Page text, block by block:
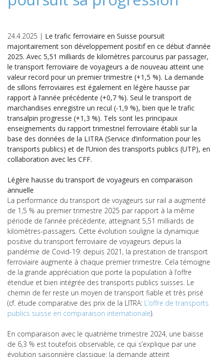
24.4.2025 | Le trafic ferroviaire en Suisse poursuit
majoritairement son développement positif en ce début d’année
2025. Avec 5,51 milliards de kilomètres parcourus par passager,
le transport ferroviaire de voyageurs a de nouveau atteint une
valeur record pour un premier trimestre (+1,5 %). La demande
de sillons ferroviaires est également en légère hausse par
rapport à l’année précédente (+0,7 %). Seul le transport de
marchandises enregistre un recul (-1,9 %), bien que le trafic
transalpin progresse (+1,3 %). Tels sont les principaux
enseignements du rapport trimestriel ferroviaire établi sur la
base des données de la LITRA (Service d’information pour les
transports publics) et de l’Union des transports publics (UTP), en
collaboration avec les CFF.
Légère hausse du transport de voyageurs en comparaison
annuelle
La performance du transport de voyageurs sur rail a augmenté
de 1,5 % au premier trimestre 2025 par rapport à la même
période de l’année précédente, atteignant 5,51 milliards de
kilomètres-passagers. Cette évolution souligne la dynamique
positive du transport ferroviaire de voyageurs depuis la
pandémie de Covid-19: depuis 2021, la prestation de transport
ferroviaire augmente à chaque premier trimestre. Cela témoigne
de la grande appréciation que porte la population à l’offre
étendue et bien intégrée des transports publics suisses. Le
chemin de fer reste un moyen de transport fiable et très prisé
(cf. étude comparative des prix de la LITRA: L’offre de transports
publics suisse en comparaison internationale).
En comparaison avec le quatrième trimestre 2024, une baisse
de 6,3 % est toutefois observable, ce qui s’explique par une
évolution saisonnière classique: la demande atteint